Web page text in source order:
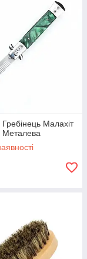
Малахіт
Металева